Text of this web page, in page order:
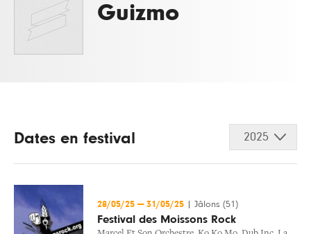
Guizmo
Dates en festival 2025
28/05/25 — 31/05/25 Jâlons (51)
Festival des Moissons Rock